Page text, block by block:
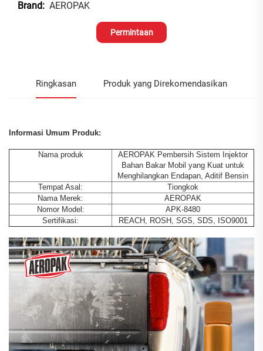
Brand: AEROPAK
Permintaan
Ringkasan Produk yang Direkomendasikan
Informasi Umum Produk:
Nama produk
AEROPAK Pembersih Sistem Injektor
Bahan Bakar Mobil yang Kuat untuk
Menghilangkan Endapan, Aditif Bensin
Tempat Asal:
Tiongkok
Nama Merek:
AEROPAK
Nomor Model:
APK-8480
Sertifikasi:
REACH, ROSH, SGS, SDS, ISO9001